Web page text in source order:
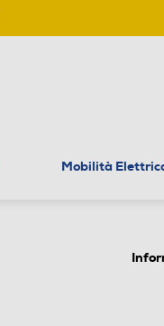
Mobilità